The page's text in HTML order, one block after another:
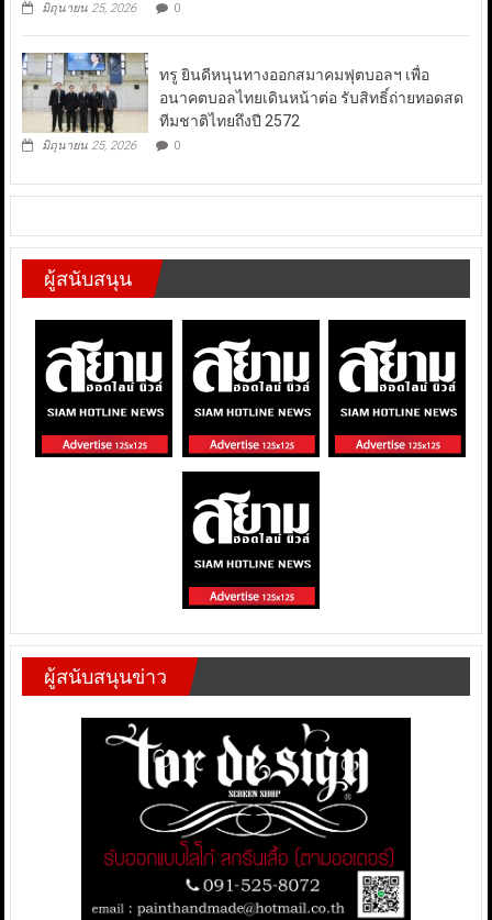
มิถุนายน 25, 2026 0
ทรู ยินดีหนุนทางออกสมาคมฟุตบอลฯ เพื่อ
อนาคตบอลไทยเดินหน้าต่อ รับสิทธิ์ถ่ายทอดสด
ทีมชาติไทยถึงปี 2572
มิถุนายน 25, 2026 0
ผู้สนับสนุน
ผู้สนับสนุนข่าว